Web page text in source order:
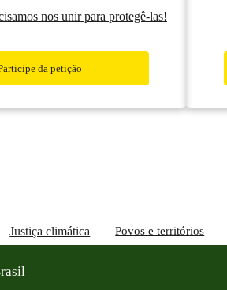
nos unir para protegê-las!
da petição
Justiça climática Povos e territórios